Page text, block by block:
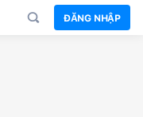
ĐĂNG NHẬP